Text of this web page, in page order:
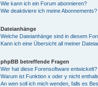
Wie kann ich ein Forum abonnieren?
Wie deaktiviere ich meine Abonnements?
Dateianhänge
Welche Dateianhänge sind in diesem
Kann ich eine Übersicht all meiner
phpBB betreffende Fragen
Wer hat diese Forensoftware entwickelt?
Warum ist Funktion x oder y nicht
An wen soll ich mich wenden, falls es